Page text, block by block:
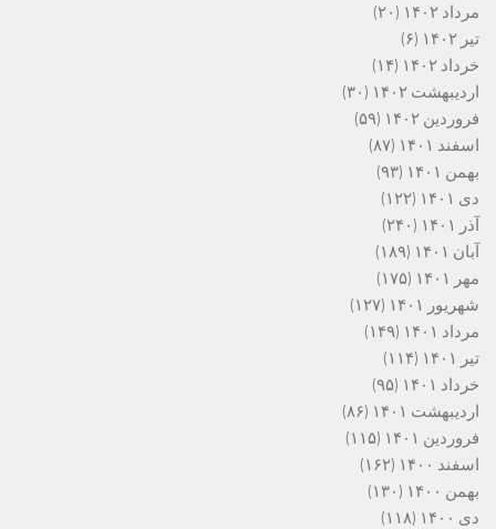
مرداد ۱۴۰۲
(۲۰)
تیر ۱۴۰۲
(۶)
خرداد ۱۴۰۲
(۱۴)
اردیبهشت ۱۴۰۲
(۳۰)
فروردین ۱۴۰۲
(۵۹)
اسفند ۱۴۰۱
(۸۷)
بهمن ۱۴۰۱
(۹۳)
دی ۱۴۰۱
(۱۲۲)
آذر ۱۴۰۱
(۲۴۰)
آبان ۱۴۰۱
(۱۸۹)
مهر ۱۴۰۱
(۱۷۵)
شهریور ۱۴۰۱
(۱۲۷)
مرداد ۱۴۰۱
(۱۴۹)
تیر ۱۴۰۱
(۱۱۴)
خرداد ۱۴۰۱
(۹۵)
اردیبهشت ۱۴۰۱
(۸۶)
فروردین ۱۴۰۱
(۱۱۵)
اسفند ۱۴۰۰
(۱۶۲)
بهمن ۱۴۰۰
(۱۳۰)
دی ۱۴۰۰
(۱۱۸)